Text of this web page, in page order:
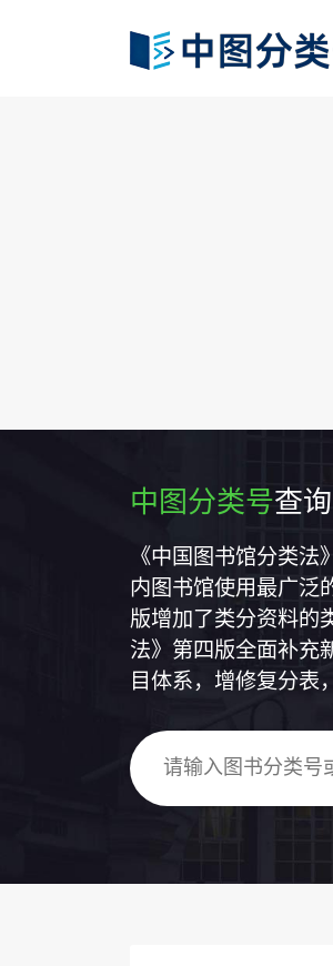
中图分类号查询
《中国图书馆分类
内图书馆使用最广泛
版增加了类分资料的
法》第四版全面补充
目体系，增修复分表